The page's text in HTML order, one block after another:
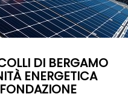
DI BERGAMO
ENERGETICA